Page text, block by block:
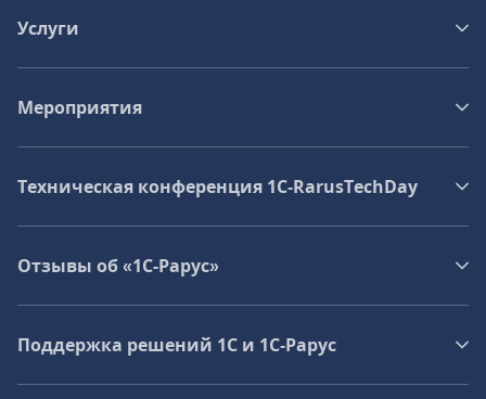
Услуги
Мероприятия
Техническая конференция 1C‑RarusTechDay
Отзывы об «1С-Рарус»
Поддержка решений 1С и 1С‑Рарус